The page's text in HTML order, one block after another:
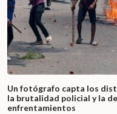
Un fotógrafo capta los
la brutalidad policial y la
enfrentamientos